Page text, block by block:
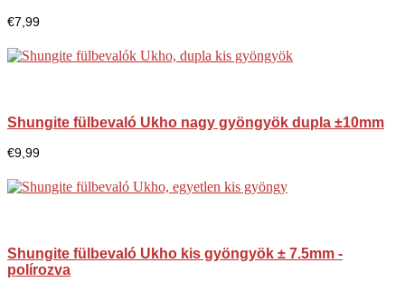
€7,99
Shungite fülbevaló Ukho nagy gyöngyök dupla ±10mm
€9,99
Shungite fülbevaló Ukho kis gyöngyök ± 7.5mm -
polírozva